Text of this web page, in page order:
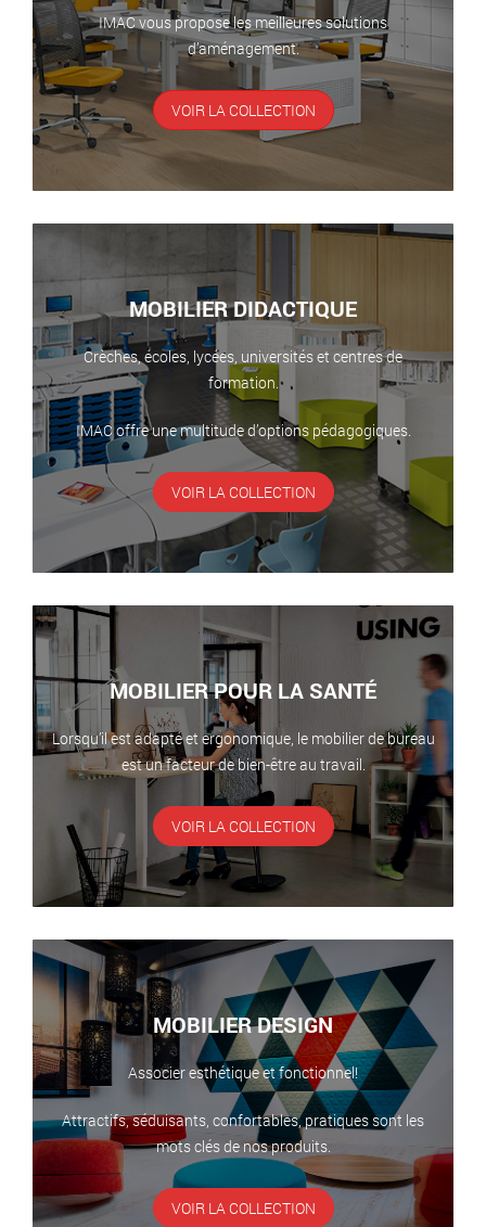
IMAC vous propose les meilleures solutions
d’aménagement.
VOIR LA COLLECTION
MOBILIER DIDACTIQUE
Crèches, écoles, lycées, universités et centres de
formation.
IMAC offre une multitude d’options pédagogiques.
VOIR LA COLLECTION
MOBILIER POUR LA SANTÉ
Lorsqu’il est adapté et ergonomique, le mobilier de bureau
est un facteur de bien-être au travail.
VOIR LA COLLECTION
MOBILIER DESIGN
Associer esthétique et fonctionnel!
Attractifs, séduisants, confortables, pratiques sont les
mots clés de nos produits.
VOIR LA COLLECTION